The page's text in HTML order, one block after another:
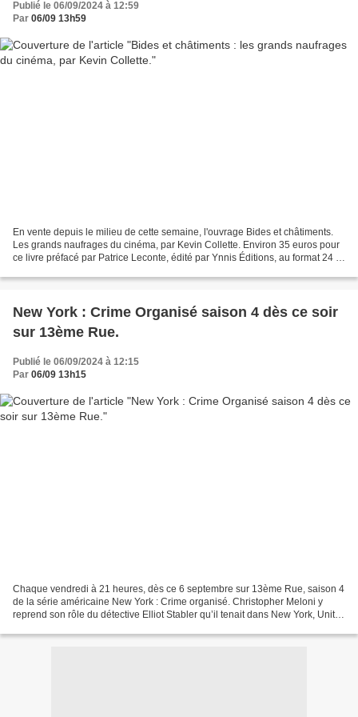
Publié le 06/09/2024 à 12:59
Par 06/09 13h59
En vente depuis le milieu de cette semaine, l'ouvrage Bides et châtiments.
Les grands naufrages du cinéma, par Kevin Collette. Environ 35 euros pour
ce livre préfacé par Patrice Leconte, édité par Ynnis Éditions, au format 24 x
New York : Crime Organisé saison 4 dès ce soir
sur 13ème Rue.
Publié le 06/09/2024 à 12:15
Par 06/09 13h15
Chaque vendredi à 21 heures, dès ce 6 septembre sur 13ème Rue, saison 4
de la série américaine New York : Crime organisé. Christopher Meloni y
reprend son rôle du détective Elliot Stabler qu’il tenait dans New York, Unité